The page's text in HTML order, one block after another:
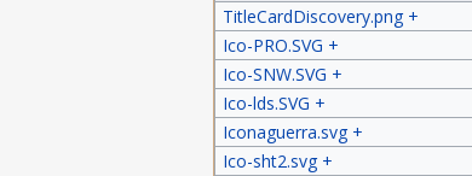
TitleCardDiscovery.png +
Ico-PRO.SVG +
Ico-SNW.SVG +
Ico-lds.SVG +
Iconaguerra.svg +
Ico-sht2.svg +